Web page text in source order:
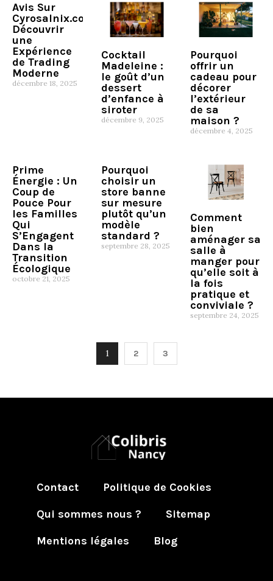
Avis Sur
Cyrosalnix.com:
Découvrir
une
Expérience
de Trading
Moderne
décembre 18, 2025
Cocktail
Madeleine :
le goût d’un
dessert
d’enfance à
siroter
décembre 9, 2025
Pourquoi
offrir un
cadeau pour
décorer
l’extérieur
de sa
maison ?
décembre 4, 2025
Prime
Énergie : Un
Coup de
Pouce Pour
les Familles
Qui
S’Engagent
Dans la
Transition
Écologique
octobre 21, 2025
Pourquoi
choisir un
store banne
sur mesure
plutôt qu’un
modèle
standard ?
septembre 28, 2025
Comment
bien
aménager sa
salle à
manger pour
qu’elle soit à
la fois
pratique et
conviviale ?
septembre 24, 2025
1 2 3
Contact
Politique de Cookies
Qui sommes nous ?
Sitemap
Mentions légales
Blog